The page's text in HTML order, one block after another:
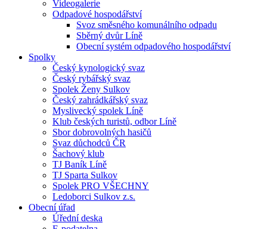
Videogalerie
Odpadové hospodářství
Svoz směsného komunálního odpadu
Sběrný dvůr Líně
Obecní systém odpadového hospodářství
Spolky
Český kynologický svaz
Český rybářský svaz
Spolek Ženy Sulkov
Český zahrádkářský svaz
Myslivecký spolek Líně
Klub českých turistů, odbor Líně
Sbor dobrovolných hasičů
Svaz důchodců ČR
Šachový klub
TJ Baník Líně
TJ Sparta Sulkov
Spolek PRO VŠECHNY
Ledoborci Sulkov z.s.
Obecní úřad
Úřední deska